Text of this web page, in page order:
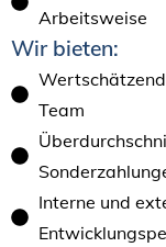
Arbeitsweise
Wir bieten:
Team
Interne und